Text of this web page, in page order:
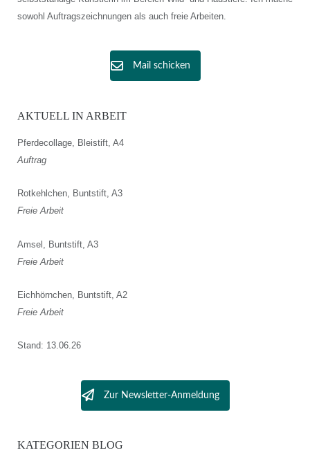
sowohl Auftragszeichnungen als auch freie Arbeiten.
Mail schicken
AKTUELL IN ARBEIT
Pferdecollage, Bleistift, A4
Auftrag
Rotkehlchen, Buntstift, A3
Freie Arbeit
Amsel, Buntstift, A3
Freie Arbeit
Eichhörnchen, Buntstift, A2
Freie Arbeit
Stand: 13.06.26
Zur Newsletter-Anmeldung
KATEGORIEN BLOG